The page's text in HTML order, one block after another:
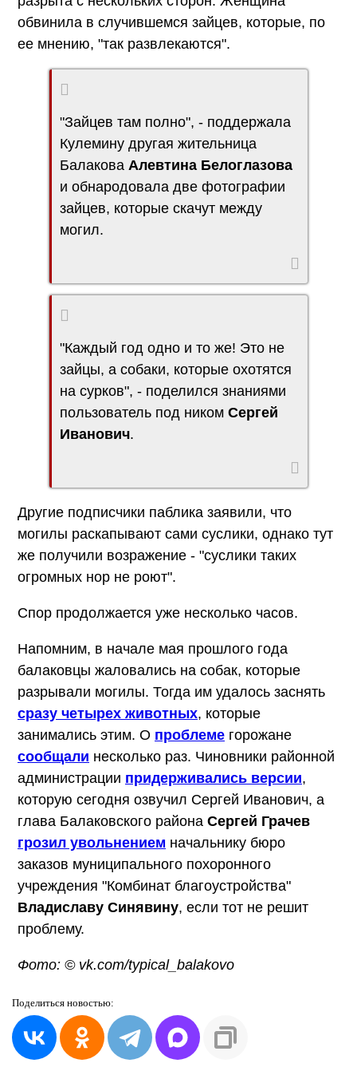
обвинила в случившемся зайцев, которые, по
ее мнению, "так развлекаются".
"Зайцев там полно", - поддержала
Кулемину другая жительница
Балакова Алевтина Белоглазова
и обнародовала две фотографии
зайцев, которые скачут между
могил.
"Каждый год одно и то же! Это не
зайцы, а собаки, которые охотятся
на сурков", - поделился знаниями
пользователь под ником Сергей
Иванович.
Другие подписчики паблика заявили, что
могилы раскапывают сами суслики, однако тут
же получили возражение - "суслики таких
огромных нор не роют".
Спор продолжается уже несколько часов.
Напомним, в начале мая прошлого года
балаковцы жаловались на собак, которые
разрывали могилы. Тогда им удалось заснять
сразу четырех животных, которые
занимались этим. О проблеме горожане
сообщали несколько раз. Чиновники районной
администрации придерживались версии,
которую сегодня озвучил Сергей Иванович, а
глава Балаковского района Сергей Грачев
грозил увольнением начальнику бюро
заказов муниципального похоронного
учреждения "Комбинат благоустройства"
Владиславу Синявину, если тот не решит
проблему.
Фото: © vk.com/typical_balakovo
Поделиться новостью: